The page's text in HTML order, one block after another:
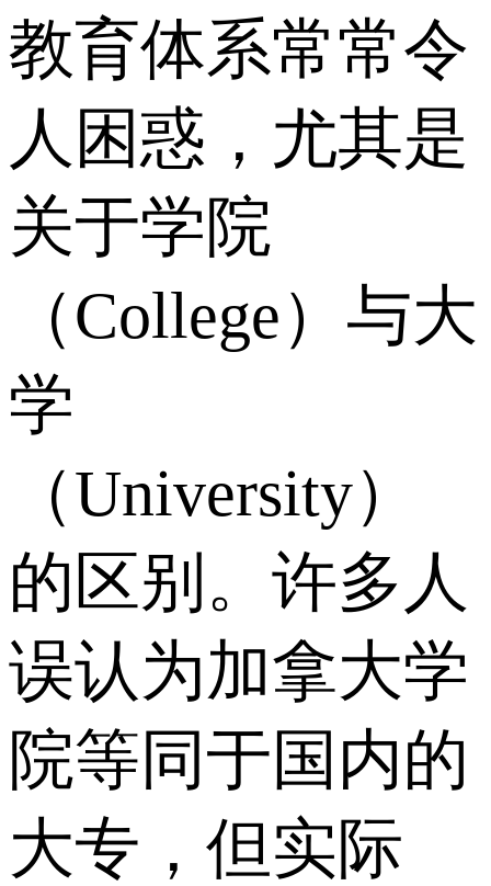
教育体系常常令
人困惑，尤其是
关于学院
（College）与大
学
（University）
的区别。许多人
误认为加拿大学
院等同于国内的
大专，但实际